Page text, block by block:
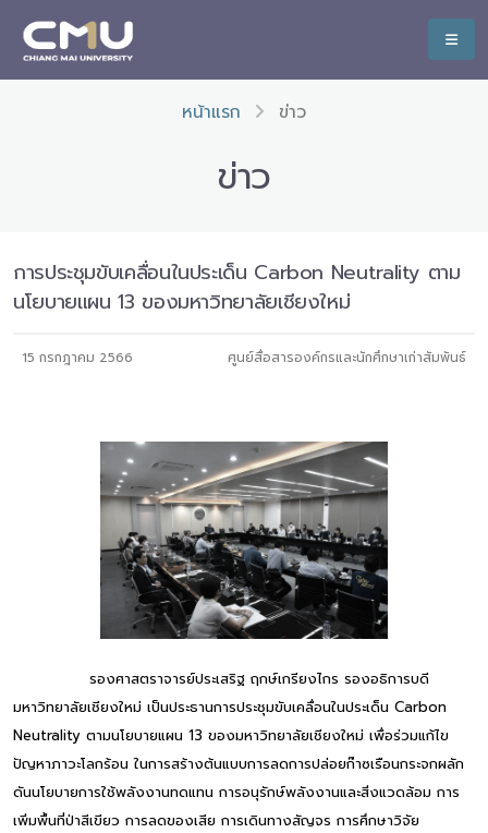
หน้าแรก ข่าว
ข่าว
การประชุมขับเคลื่อนในประเด็น Carbon Neutrality ตาม
นโยบายแผน 13 ของมหาวิทยาลัยเชียงใหม่
15 กรกฎาคม 2566 ศูนย์สื่อสารองค์กรและนักศึกษาเก่าสัมพันธ์
รองศาสตราจารย์ประเสริฐ ฤกษ์เกรียงไกร รองอธิการบดี
มหาวิทยาลัยเชียงใหม่ เป็นประธานการประชุมขับเคลื่อนในประเด็น Carbon
Neutrality ตามนโยบายแผน 13 ของมหาวิทยาลัยเชียงใหม่ เพื่อร่วมแก้ไข
ปัญหาภาวะโลกร้อน ในการสร้างต้นแบบการลดการปล่อยก๊าซเรือนกระจกผลัก
ดันนโยบายการใช้พลังงานทดแทน การอนุรักษ์พลังงานและสิ่งแวดล้อม การ
เพิ่มพื้นที่ป่าสีเขียว การลดของเสีย การเดินทางสัญจร การศึกษาวิจัย